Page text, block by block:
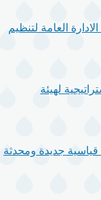
العامة لتنظيم
لهيئة
الاقتصاد يعتمد 102 مواصفة قياسية جديدة ومحدثة